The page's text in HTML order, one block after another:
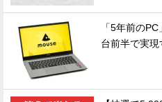
「5年前の
台前半で実